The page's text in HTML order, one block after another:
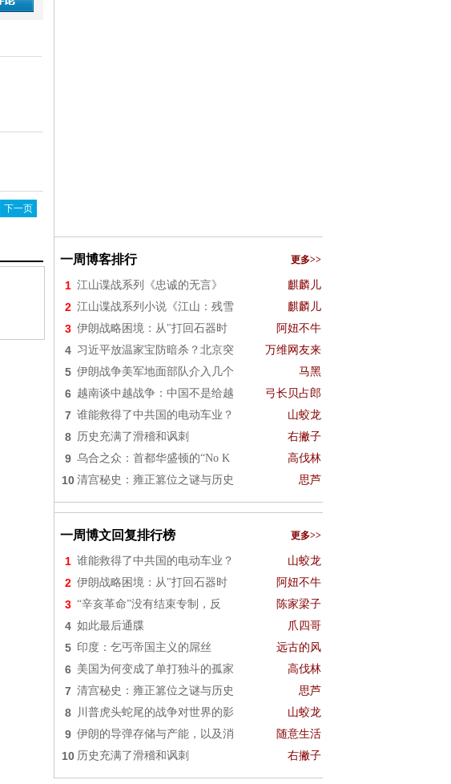
下一页
一周博客排行 更多>>
1 江山谍战系列《忠诚的无言》 麒麟儿
2 江山谍战系列小说《江山：残雪 麒麟儿
3 伊朗战略困境：从"打回石器时 阿妞不牛
4 习近平放温家宝防暗杀？北京突 万维网友来
5 伊朗战争美军地面部队介入几个 马黑
6 越南谈中越战争：中国不是给越 弓长贝占郎
7 谁能救得了中共国的电动车业？ 山蛟龙
8 历史充满了滑稽和讽刺 右撇子
9 乌合之众：首都华盛顿的“No K 高伐林
10 清宫秘史：雍正篡位之谜与历史 思芦
一周博文回复排行榜 更多>>
1 谁能救得了中共国的电动车业？ 山蛟龙
2 伊朗战略困境：从"打回石器时 阿妞不牛
3 “辛亥革命”没有结束专制，反 陈家梁子
4 如此最后通牒 爪四哥
5 印度：乞丐帝国主义的屌丝 远古的风
6 美国为何变成了单打独斗的孤家 高伐林
7 清宫秘史：雍正篡位之谜与历史 思芦
8 川普虎头蛇尾的战争对世界的影 山蛟龙
9 伊朗的导弹存储与产能，以及消 随意生活
10 历史充满了滑稽和讽刺 右撇子